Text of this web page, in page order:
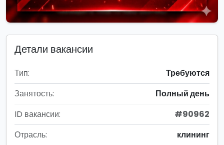
Детали вакансии
Тип:
Требуются
Занятость:
Полный день
ID вакансии:
#90962
Отрасль:
клининг